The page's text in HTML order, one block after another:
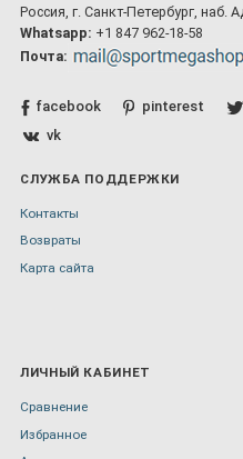
Россия, г. Санкт-Петербург, наб.
Whatsapp: +1 847 962-18-58
Почта:
facebook pinterest
vk
СЛУЖБА ПОДДЕРЖКИ
Контакты
Возвраты
Карта сайта
ЛИЧНЫЙ КАБИНЕТ
Сравнение
Избранное